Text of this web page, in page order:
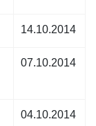
14.10.2014
07.10.2014
04.10.2014